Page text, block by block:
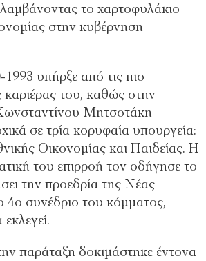
το χαρτοφυλάκιο
στην κυβέρνηση
υπήρξε από τις πιο
καριέρας του, καθώς στην
Μητσοτάκη
σε τρία κορυφαία υπουργεία:
Οικονομίας και Παιδείας. Η
του επιρροή τον οδήγησε το
την προεδρία της Νέας
4ο συνέδριο του κόμματος,
παράταξη δοκιμάστηκε έντονα